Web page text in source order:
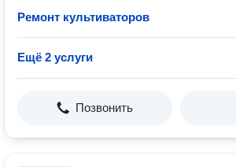
Ремонт культиваторов
Ещё 2 услуги
Позвонить